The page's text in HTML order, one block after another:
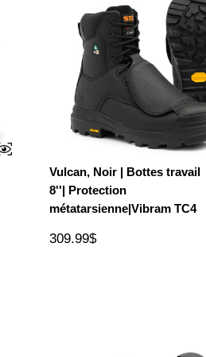
Vulcan, Noir | Bottes travail
8''| Protection
métatarsienne|Vibram TC4
309.99$